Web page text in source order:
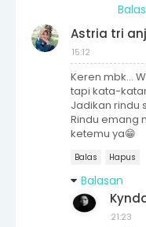
Balas
Astria tri
15:12
Keren mbk...
tapi kata-
Jadikan rindu
Rindu emang
ketemu ya😁
Balas Hapus
Balasan
21:23